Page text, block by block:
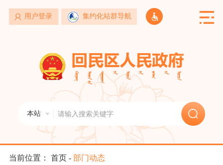
用户登录 集约化站群导航
托克托县 和林县
武川县 新城区
玉泉区 赛罕区
工业和信息化局 民族事务委员会
司法局 财政局
自然资源局
住房和城乡建设局 交通运输局
网站首页
走进回民区
政务动态
本站
当前位置： 首页- 部门动态